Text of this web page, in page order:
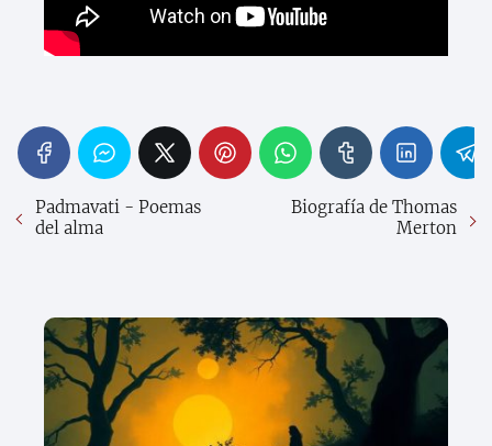
Padmavati - Poemas
del alma
Biografía de Thomas
Merton